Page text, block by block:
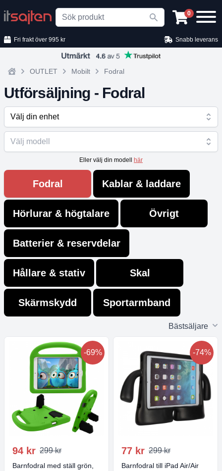
Search 0
Fri frakt över 995 kr Snabb leverans
OUTLET Mobilt Fodral
Utförsäljning - Fodral
Välj din enhet
Välj modell
Eller välj din modell här
Fodral Kablar & laddare
Hörlurar & högtalare Övrigt
Batterier & reservdelar
Hållare & stativ Skal
Skärmskydd Sportarmband
Bästsäljare
-69%
94 kr 299 kr
Barnfodral med ställ grön,
-74%
77 kr 299 kr
Barnfodral till iPad Air/Air